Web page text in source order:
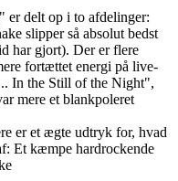
er delt op i to afdelinger:
slipper så absolut bedst
har gjort). Der er flere
fortættet energi på live-
In the Still of the Night",
mere et blankpoleret
er et ægte udtryk for, hvad
Et kæmpe hardrockende